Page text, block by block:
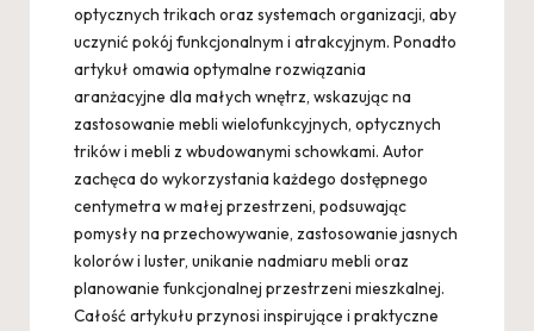
optycznych trikach oraz systemach organizacji, aby
uczynić pokój funkcjonalnym i atrakcyjnym. Ponadto
artykuł omawia optymalne rozwiązania
aranżacyjne dla małych wnętrz, wskazując na
zastosowanie mebli wielofunkcyjnych, optycznych
trików i mebli z wbudowanymi schowkami. Autor
zachęca do wykorzystania każdego dostępnego
centymetra w małej przestrzeni, podsuwając
pomysły na przechowywanie, zastosowanie jasnych
kolorów i luster, unikanie nadmiaru mebli oraz
planowanie funkcjonalnej przestrzeni mieszkalnej.
Całość artykułu przynosi inspirujące i praktyczne